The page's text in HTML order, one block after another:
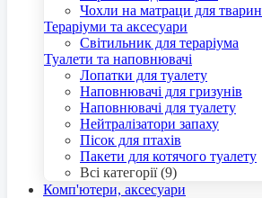
Чохли на матраци для тварин
Тераріуми та аксесуари
Світильник для тераріума
Туалети та наповнювачі
Лопатки для туалету
Наповнювачі для гризунів
Наповнювачі для туалету
Нейтралізатори запаху
Пісок для птахів
Пакети для котячого туалету
Всі категорії (9)
Комп'ютери, аксесуари